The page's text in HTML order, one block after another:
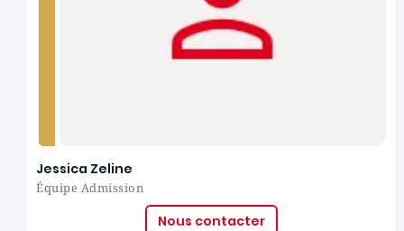
Jessica Zeline
Équipe Admission
Nous contacter